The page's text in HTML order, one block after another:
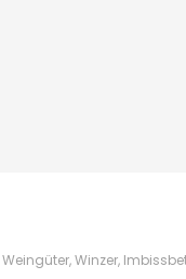
Winzer,